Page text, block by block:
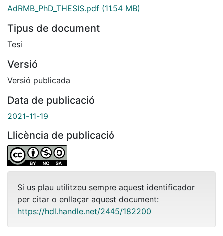
AdRMB_PhD_THESIS.pdf (11.54 MB)
Tipus de document
Tesi
Versió
Versió publicada
Data de publicació
2021-11-19
Llicència de publicació
Si us plau utilitzeu sempre aquest identificador
per citar o enllaçar aquest document:
https://hdl.handle.net/2445/182200